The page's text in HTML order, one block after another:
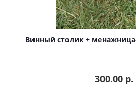
Винный столик +
300.00 p.